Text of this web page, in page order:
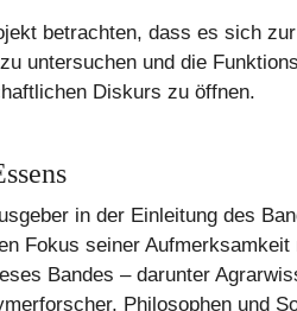
betrachten, dass es sich
untersuchen und die
Diskurs zu öffnen.
in der Einleitung des
Fokus seiner
Bandes – darunter
Philosophen und